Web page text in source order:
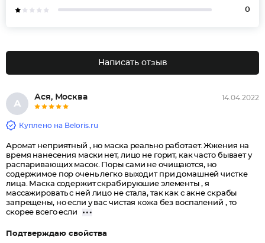
0
Написать отзыв
А
Ася, Москва 14.04.2022
Куплено на Beloris.ru
Аромат неприятный , но маска реально работает. Жжения на
время нанесения маски нет, лицо не горит, как часто бывает у
распаривающих масок. Поры сами не очищаются, но
содержимое пор очень легко выходит при домашней чистке
лица. Маска содержит скрабируюшие элементы , я
массажировать с ней лицо не стала, так как с акне скрабы
запрещены, но если у вас чистая кожа без воспалений , то
скорее всего если
Подтверждаю свойства